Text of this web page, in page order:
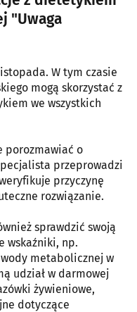
"Uwaga
W tym czasie
mogą skorzystać z
we wszystkich
porozmawiać o
przeprowadzi
przyczynę
rozwiązanie.
sprawdzić swoją
wskaźniki, np.
metabolicznej w
udział w darmowej
żywieniowe,
dotyczące